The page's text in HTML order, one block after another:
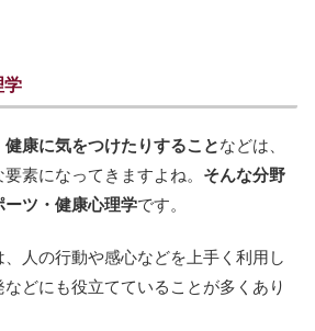
学
康に気をつけたりすることなどは、
素になってきますよね。 そんな分野
ツ・健康心理学です。
人の行動や感心などを上手く利用し
どにも役立てていることが多くあり